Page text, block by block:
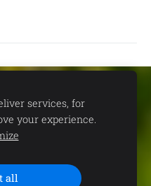
Aleksandra Čaka ielā 22,
- SLĒGTS 📞Saziņai:
e-past
services, for
your experience.
all